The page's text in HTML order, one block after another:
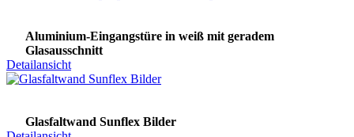
Aluminium-Eingangstüre in weiß mit geradem
Glasausschnitt
Detailansicht
Glasfaltwand Sunflex Bilder